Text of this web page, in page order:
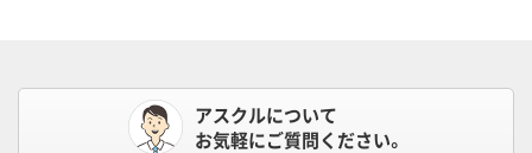
アスクルについて
お気軽にご質問ください。